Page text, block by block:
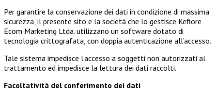
Per garantire la conservazione dei dati in condizione di massima
sicurezza, il presente sito e la società che lo gestisce Kefiore
Ecom Marketing Ltda. utilizzano un software dotato di
tecnologia crittografata, con doppia autenticazione all’accesso.
Tale sistema impedisce l’accesso a soggetti non autorizzati al
trattamento ed impedisce la lettura dei dati raccolti.
Facoltatività del conferimento dei dati